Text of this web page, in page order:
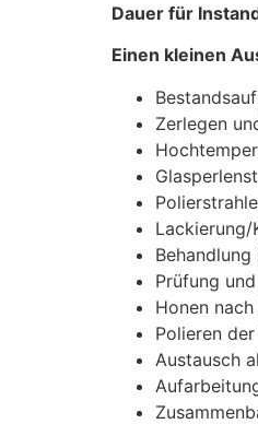
Dauer für
Einen kleinen
Zerlegen
Lackierung/
Prüfung
Honen
Polieren
Austausch